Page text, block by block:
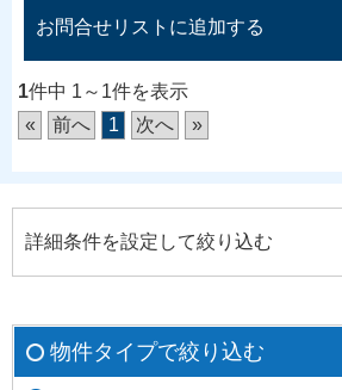
お問合せリストに追加する
1件中 1～1件を表示
«
前へ 1 次へ »
詳細条件を設定して絞り込む
物件タイプで絞り込む